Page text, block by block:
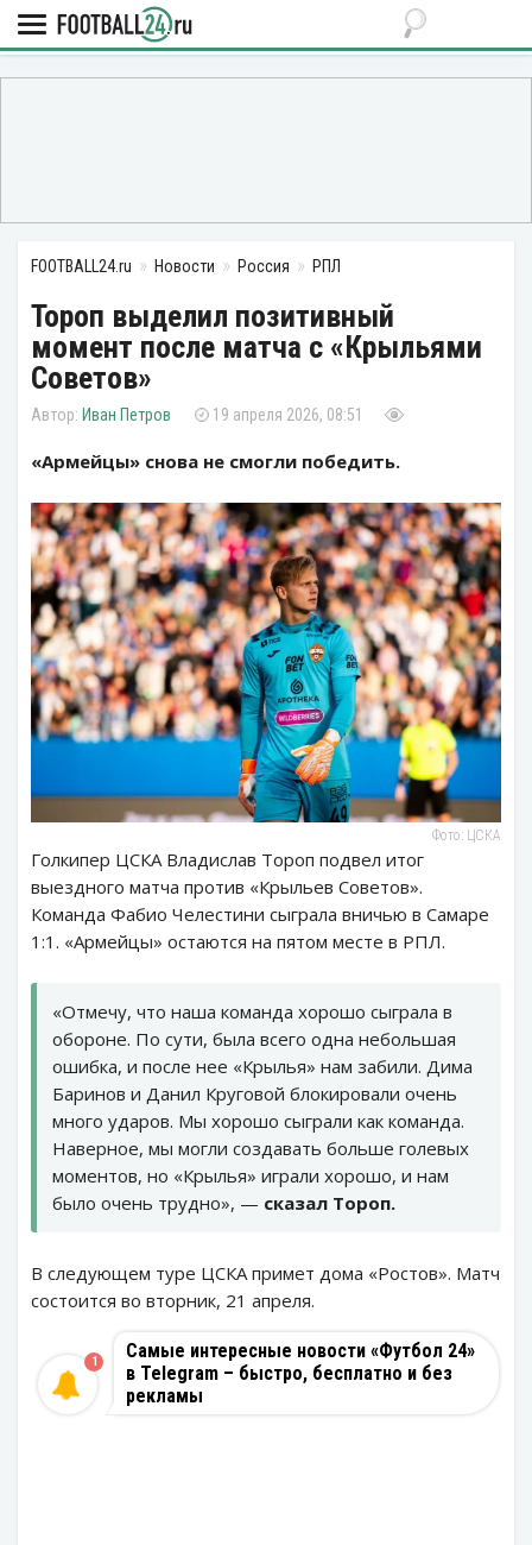
FOOTBALL24.ru Новости Россия РПЛ
Тороп выделил позитивный
момент после матча с «Крыльями
Советов»
Иван Петров 19 апреля 2026, 08:51
«Армейцы» снова не смогли победить.
Фото: ЦСКА
Голкипер ЦСКА Владислав Тороп подвел итог
выездного матча против «Крыльев Советов».
Команда Фабио Челестини сыграла вничью в Самаре
1:1. «Армейцы» остаются на пятом месте в РПЛ.
«Отмечу, что наша команда хорошо сыграла в
обороне. По сути, была всего одна небольшая
ошибка, и после нее «Крылья» нам забили. Дима
Баринов и Данил Круговой блокировали очень
много ударов. Мы хорошо сыграли как команда.
Наверное, мы могли создавать больше голевых
моментов, но «Крылья» играли хорошо, и нам
было очень трудно», — сказал Тороп.
В следующем туре ЦСКА примет дома «Ростов». Матч
состоится во вторник, 21 апреля.
Самые интересные новости «Футбол 24»
в Telegram – быстро, бесплатно и без
рекламы
1